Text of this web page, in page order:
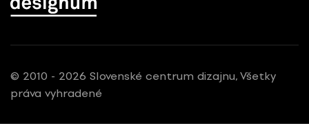
© 2010 - 2026 Slovenské centrum dizajnu, Všetky
práva vyhradené